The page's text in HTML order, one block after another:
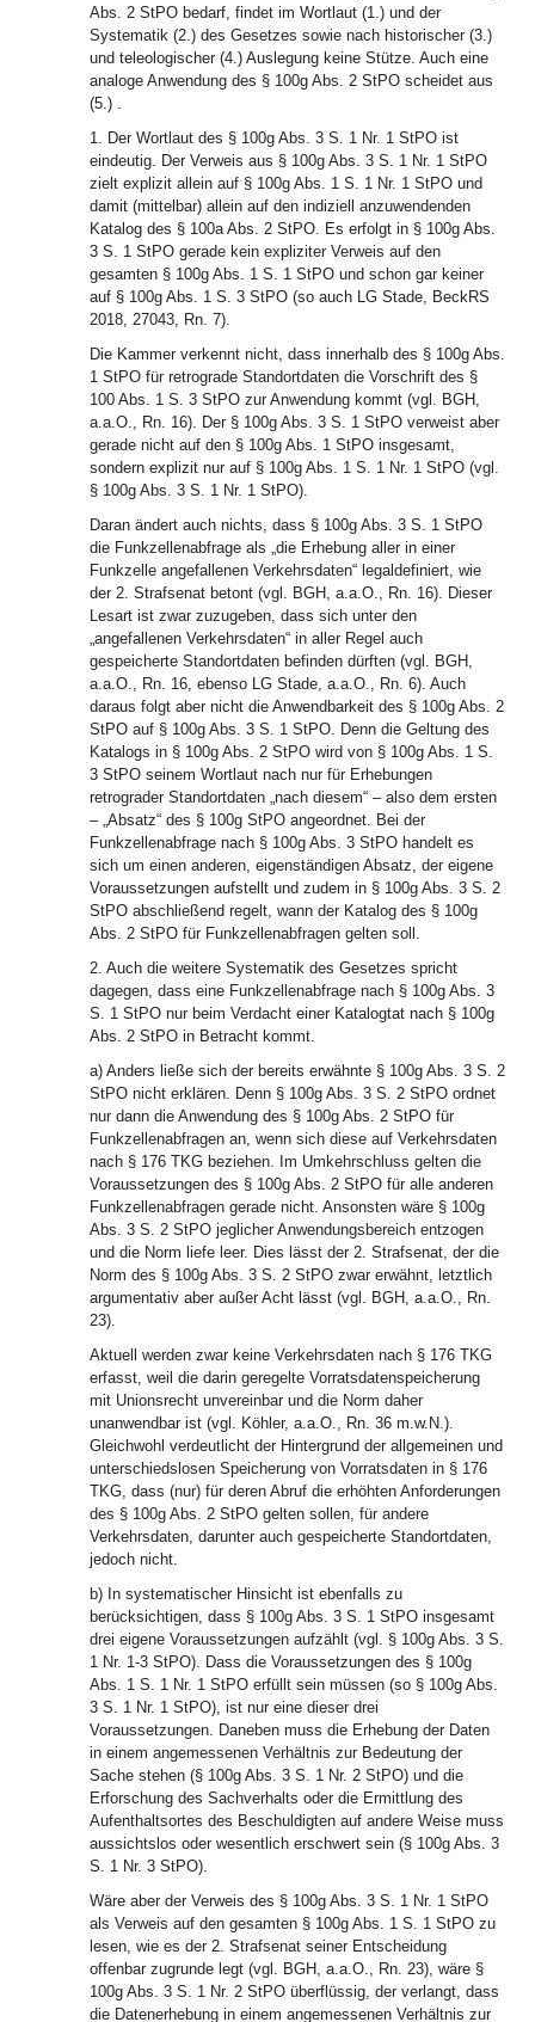
Abs. 2 StPO bedarf, findet im Wortlaut (1.) und der
Systematik (2.) des Gesetzes sowie nach historischer (3.)
und teleologischer (4.) Auslegung keine Stütze. Auch eine
analoge Anwendung des § 100g Abs. 2 StPO scheidet aus
(5.) .
1. Der Wortlaut des § 100g Abs. 3 S. 1 Nr. 1 StPO ist
eindeutig. Der Verweis aus § 100g Abs. 3 S. 1 Nr. 1 StPO
zielt explizit allein auf § 100g Abs. 1 S. 1 Nr. 1 StPO und
damit (mittelbar) allein auf den indiziell anzuwendenden
Katalog des § 100a Abs. 2 StPO. Es erfolgt in § 100g Abs.
3 S. 1 StPO gerade kein expliziter Verweis auf den
gesamten § 100g Abs. 1 S. 1 StPO und schon gar keiner
auf § 100g Abs. 1 S. 3 StPO (so auch LG Stade, BeckRS
2018, 27043, Rn. 7).
Die Kammer verkennt nicht, dass innerhalb des § 100g Abs.
1 StPO für retrograde Standortdaten die Vorschrift des §
100 Abs. 1 S. 3 StPO zur Anwendung kommt (vgl. BGH,
a.a.O., Rn. 16). Der § 100g Abs. 3 S. 1 StPO verweist aber
gerade nicht auf den § 100g Abs. 1 StPO insgesamt,
sondern explizit nur auf § 100g Abs. 1 S. 1 Nr. 1 StPO (vgl.
§ 100g Abs. 3 S. 1 Nr. 1 StPO).
Daran ändert auch nichts, dass § 100g Abs. 3 S. 1 StPO
die Funkzellenabfrage als „die Erhebung aller in einer
Funkzelle angefallenen Verkehrsdaten“ legaldefiniert, wie
der 2. Strafsenat betont (vgl. BGH, a.a.O., Rn. 16). Dieser
Lesart ist zwar zuzugeben, dass sich unter den
„angefallenen Verkehrsdaten“ in aller Regel auch
gespeicherte Standortdaten befinden dürften (vgl. BGH,
a.a.O., Rn. 16, ebenso LG Stade, a.a.O., Rn. 6). Auch
daraus folgt aber nicht die Anwendbarkeit des § 100g Abs. 2
StPO auf § 100g Abs. 3 S. 1 StPO. Denn die Geltung des
Katalogs in § 100g Abs. 2 StPO wird von § 100g Abs. 1 S.
3 StPO seinem Wortlaut nach nur für Erhebungen
retrograder Standortdaten „nach diesem“ – also dem ersten
– „Absatz“ des § 100g StPO angeordnet. Bei der
Funkzellenabfrage nach § 100g Abs. 3 StPO handelt es
sich um einen anderen, eigenständigen Absatz, der eigene
Voraussetzungen aufstellt und zudem in § 100g Abs. 3 S. 2
StPO abschließend regelt, wann der Katalog des § 100g
Abs. 2 StPO für Funkzellenabfragen gelten soll.
2. Auch die weitere Systematik des Gesetzes spricht
dagegen, dass eine Funkzellenabfrage nach § 100g Abs. 3
S. 1 StPO nur beim Verdacht einer Katalogtat nach § 100g
Abs. 2 StPO in Betracht kommt.
a) Anders ließe sich der bereits erwähnte § 100g Abs. 3 S. 2
StPO nicht erklären. Denn § 100g Abs. 3 S. 2 StPO ordnet
nur dann die Anwendung des § 100g Abs. 2 StPO für
Funkzellenabfragen an, wenn sich diese auf Verkehrsdaten
nach § 176 TKG beziehen. Im Umkehrschluss gelten die
Voraussetzungen des § 100g Abs. 2 StPO für alle anderen
Funkzellenabfragen gerade nicht. Ansonsten wäre § 100g
Abs. 3 S. 2 StPO jeglicher Anwendungsbereich entzogen
und die Norm liefe leer. Dies lässt der 2. Strafsenat, der die
Norm des § 100g Abs. 3 S. 2 StPO zwar erwähnt, letztlich
argumentativ aber außer Acht lässt (vgl. BGH, a.a.O., Rn.
23).
Aktuell werden zwar keine Verkehrsdaten nach § 176 TKG
erfasst, weil die darin geregelte Vorratsdatenspeicherung
mit Unionsrecht unvereinbar und die Norm daher
unanwendbar ist (vgl. Köhler, a.a.O., Rn. 36 m.w.N.).
Gleichwohl verdeutlicht der Hintergrund der allgemeinen und
unterschiedslosen Speicherung von Vorratsdaten in § 176
TKG, dass (nur) für deren Abruf die erhöhten Anforderungen
des § 100g Abs. 2 StPO gelten sollen, für andere
Verkehrsdaten, darunter auch gespeicherte Standortdaten,
jedoch nicht.
b) In systematischer Hinsicht ist ebenfalls zu
berücksichtigen, dass § 100g Abs. 3 S. 1 StPO insgesamt
drei eigene Voraussetzungen aufzählt (vgl. § 100g Abs. 3 S.
1 Nr. 1-3 StPO). Dass die Voraussetzungen des § 100g
Abs. 1 S. 1 Nr. 1 StPO erfüllt sein müssen (so § 100g Abs.
3 S. 1 Nr. 1 StPO), ist nur eine dieser drei
Voraussetzungen. Daneben muss die Erhebung der Daten
in einem angemessenen Verhältnis zur Bedeutung der
Sache stehen (§ 100g Abs. 3 S. 1 Nr. 2 StPO) und die
Erforschung des Sachverhalts oder die Ermittlung des
Aufenthaltsortes des Beschuldigten auf andere Weise muss
aussichtslos oder wesentlich erschwert sein (§ 100g Abs. 3
S. 1 Nr. 3 StPO).
Wäre aber der Verweis des § 100g Abs. 3 S. 1 Nr. 1 StPO
als Verweis auf den gesamten § 100g Abs. 1 S. 1 StPO zu
lesen, wie es der 2. Strafsenat seiner Entscheidung
offenbar zugrunde legt (vgl. BGH, a.a.O., Rn. 23), wäre §
100g Abs. 3 S. 1 Nr. 2 StPO überflüssig, der verlangt, dass
die Datenerhebung in einem angemessenen Verhältnis zur